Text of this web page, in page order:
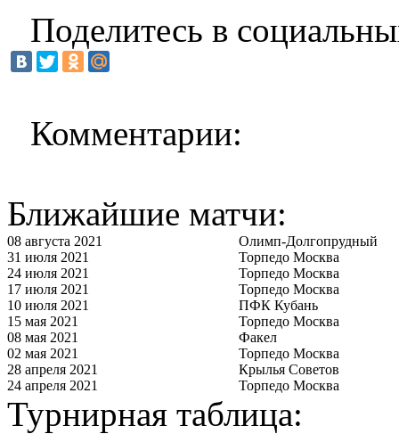
Поделитесь в
Комментарии:
Ближайшие матчи:
08 августа 2021
Олимп-Долгопрудный
31 июля 2021
Торпедо Москва
24 июля 2021
Торпедо Москва
17 июля 2021
Торпедо Москва
10 июля 2021
ПФК Кубань
15 мая 2021
Торпедо Москва
08 мая 2021
Факел
02 мая 2021
Торпедо Москва
28 апреля 2021
Крылья Советов
24 апреля 2021
Торпедо Москва
Турнирная таблица: